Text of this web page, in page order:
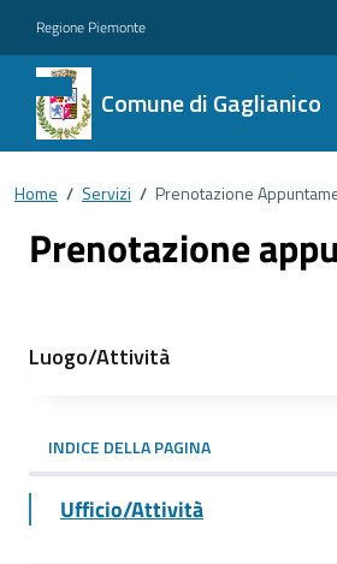
Regione Piemonte
Comune di Gaglianico
Home / Servizi / Prenotazione
Prenotazione
Luogo/Attività
INDICE DELLA PAGINA
Ufficio/Attività